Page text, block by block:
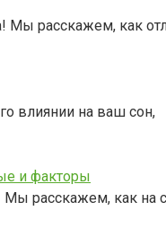
расскажем, как
влиянии на ваш сон,
и факторы
Мы расскажем, как на